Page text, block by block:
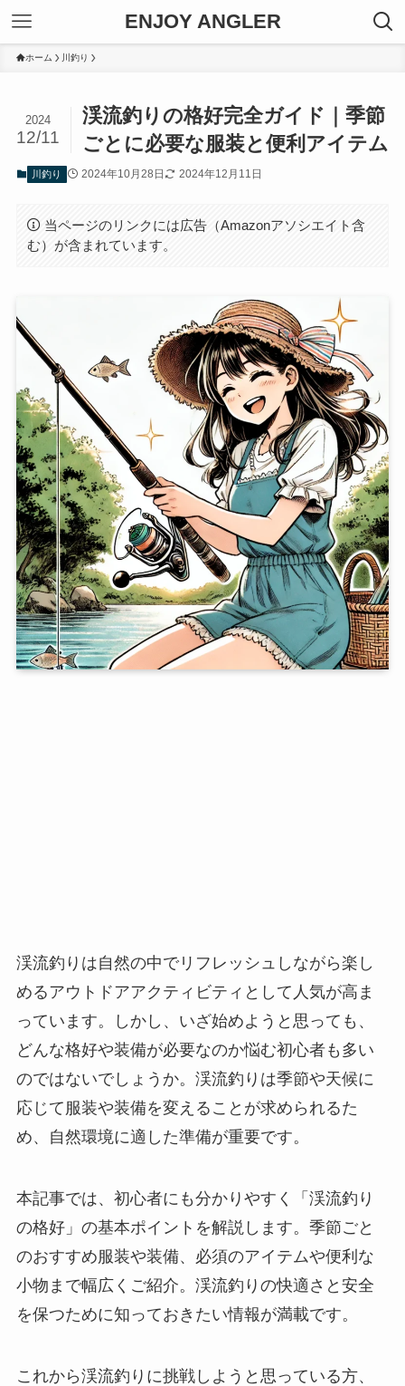
ENJOY ANGLER
ホーム 川釣り
渓流釣りの格好完全ガイド｜季節
ごとに必要な服装と便利アイテム
2024
12/11
川釣り 2024年10月28日 2024年12月11日
当ページのリンクには広告（Amazonアソシエイト含
む）が含まれています。
渓流釣りは自然の中でリフレッシュしながら楽し
めるアウトドアアクティビティとして人気が高ま
っています。しかし、いざ始めようと思っても、
どんな格好や装備が必要なのか悩む初心者も多い
のではないでしょうか。渓流釣りは季節や天候に
応じて服装や装備を変えることが求められるた
め、自然環境に適した準備が重要です。
本記事では、初心者にも分かりやすく「渓流釣り
の格好」の基本ポイントを解説します。季節ごと
のおすすめ服装や装備、必須のアイテムや便利な
小物まで幅広くご紹介。渓流釣りの快適さと安全
を保つために知っておきたい情報が満載です。
これから渓流釣りに挑戦しようと思っている方、